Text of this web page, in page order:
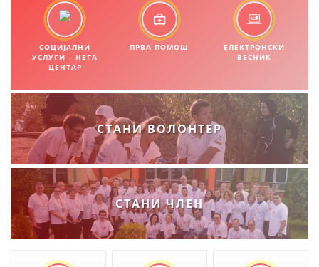
ПРИРАЧНИЦИ
СТРАТЕГИИ
БРОШУРИ
ПОСТЕРИ
ПРЕЗЕНТАЦИИ
СОЦИЈАЛНИ
УСЛУГИ – НЕГА
ЦЕНТАР
ПРВА ПОМОШ
ЕЛЕКТРОНСКИ
ВЕСНИК
СТАНИ ВОЛОНТЕР
СТАНИ ЧЛЕН